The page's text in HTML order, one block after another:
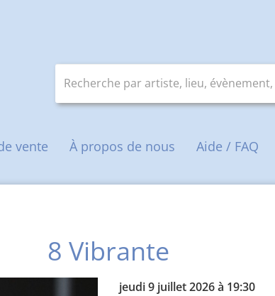
vente À propos de nous Aide / FAQ
8 Vibrante
jeudi 9 juillet 2026 à 19:30